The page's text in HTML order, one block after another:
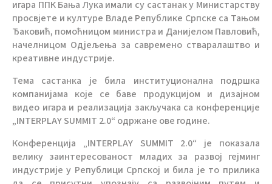
игара ППК Бања Лука имали су састанак у Министарству
просвјете и културе Владе Републике Српске са Тањом
Ђаковић, помоћницом министра и Данијелом Павловић,
начелницом Одјељења за савремено стваралаштво и
креативне индустрије.
Тема састанка је била институционална подршка
компанијама које се баве продукцијом и дизајном
видео игара и реализација закључака са конференције
„INTERPLAY SUMMIT 2.0“ одржане ове године.
Конференција „INTERPLAY SUMMIT 2.0“ је показала
велику заинтересованост младих за развој гејминг
индустрије у Републици Српској и била је то прилика